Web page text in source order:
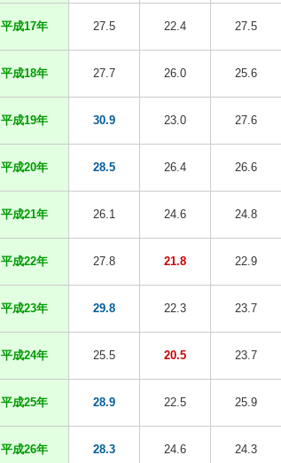
平成17年 27.5 22.4 27.5
平成18年 27.7 26.0 25.6
平成19年 30.9 23.0 27.6
平成20年 28.5 26.4 26.6
平成21年 26.1 24.6 24.8
平成22年 27.8 21.8 22.9
平成23年 29.8 22.3 23.7
平成24年 25.5 20.5 23.7
平成25年 28.9 22.5 25.9
平成26年 28.3 24.6 24.3